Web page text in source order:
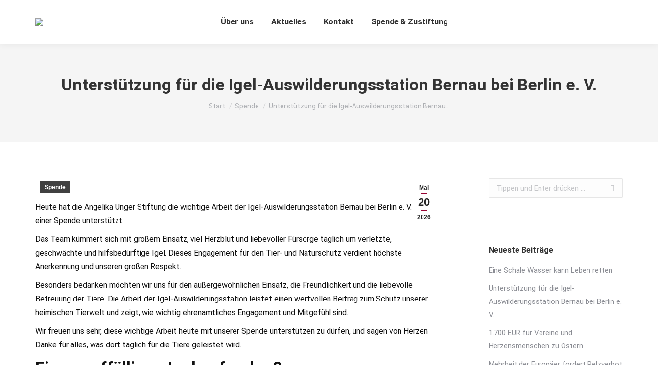
Über uns Aktuelles Kontakt Spende & Zustiftung
Unterstützung für die Igel-Auswilderungsstation Bernau bei Berlin e. V.
Sie befinden sich hier:
Start Spende Unterstützung für die Igel-Auswilderungsstation Bernau…
Mai
20
2026
Spende
Heute hat die Angelika Unger Stiftung die wichtige Arbeit der Igel-Auswilderungsstation Bernau bei Berlin e. V. mit
einer Spende unterstützt.
Das Team kümmert sich mit großem Einsatz, viel Herzblut und liebevoller Fürsorge täglich um verletzte,
geschwächte und hilfsbedürftige Igel. Dieses Engagement für den Tier- und Naturschutz verdient höchste
Anerkennung und unseren großen Respekt.
Besonders bedanken möchten wir uns für den außergewöhnlichen Einsatz, die Freundlichkeit und die liebevolle
Betreuung der Tiere. Die Arbeit der Igel-Auswilderungsstation leistet einen wertvollen Beitrag zum Schutz unserer
heimischen Tierwelt und zeigt, wie wichtig ehrenamtliches Engagement und Mitgefühl sind.
Wir freuen uns sehr, diese wichtige Arbeit heute mit unserer Spende unterstützen zu dürfen, und sagen von Herzen
Danke für alles, was dort täglich für die Tiere geleistet wird.
Search:
Neueste Beiträge
Eine Schale Wasser kann Leben retten
Unterstützung für die Igel-
Auswilderungsstation Bernau bei Berlin e.
V.
1.700 EUR für Vereine und
Herzensmenschen zu Ostern